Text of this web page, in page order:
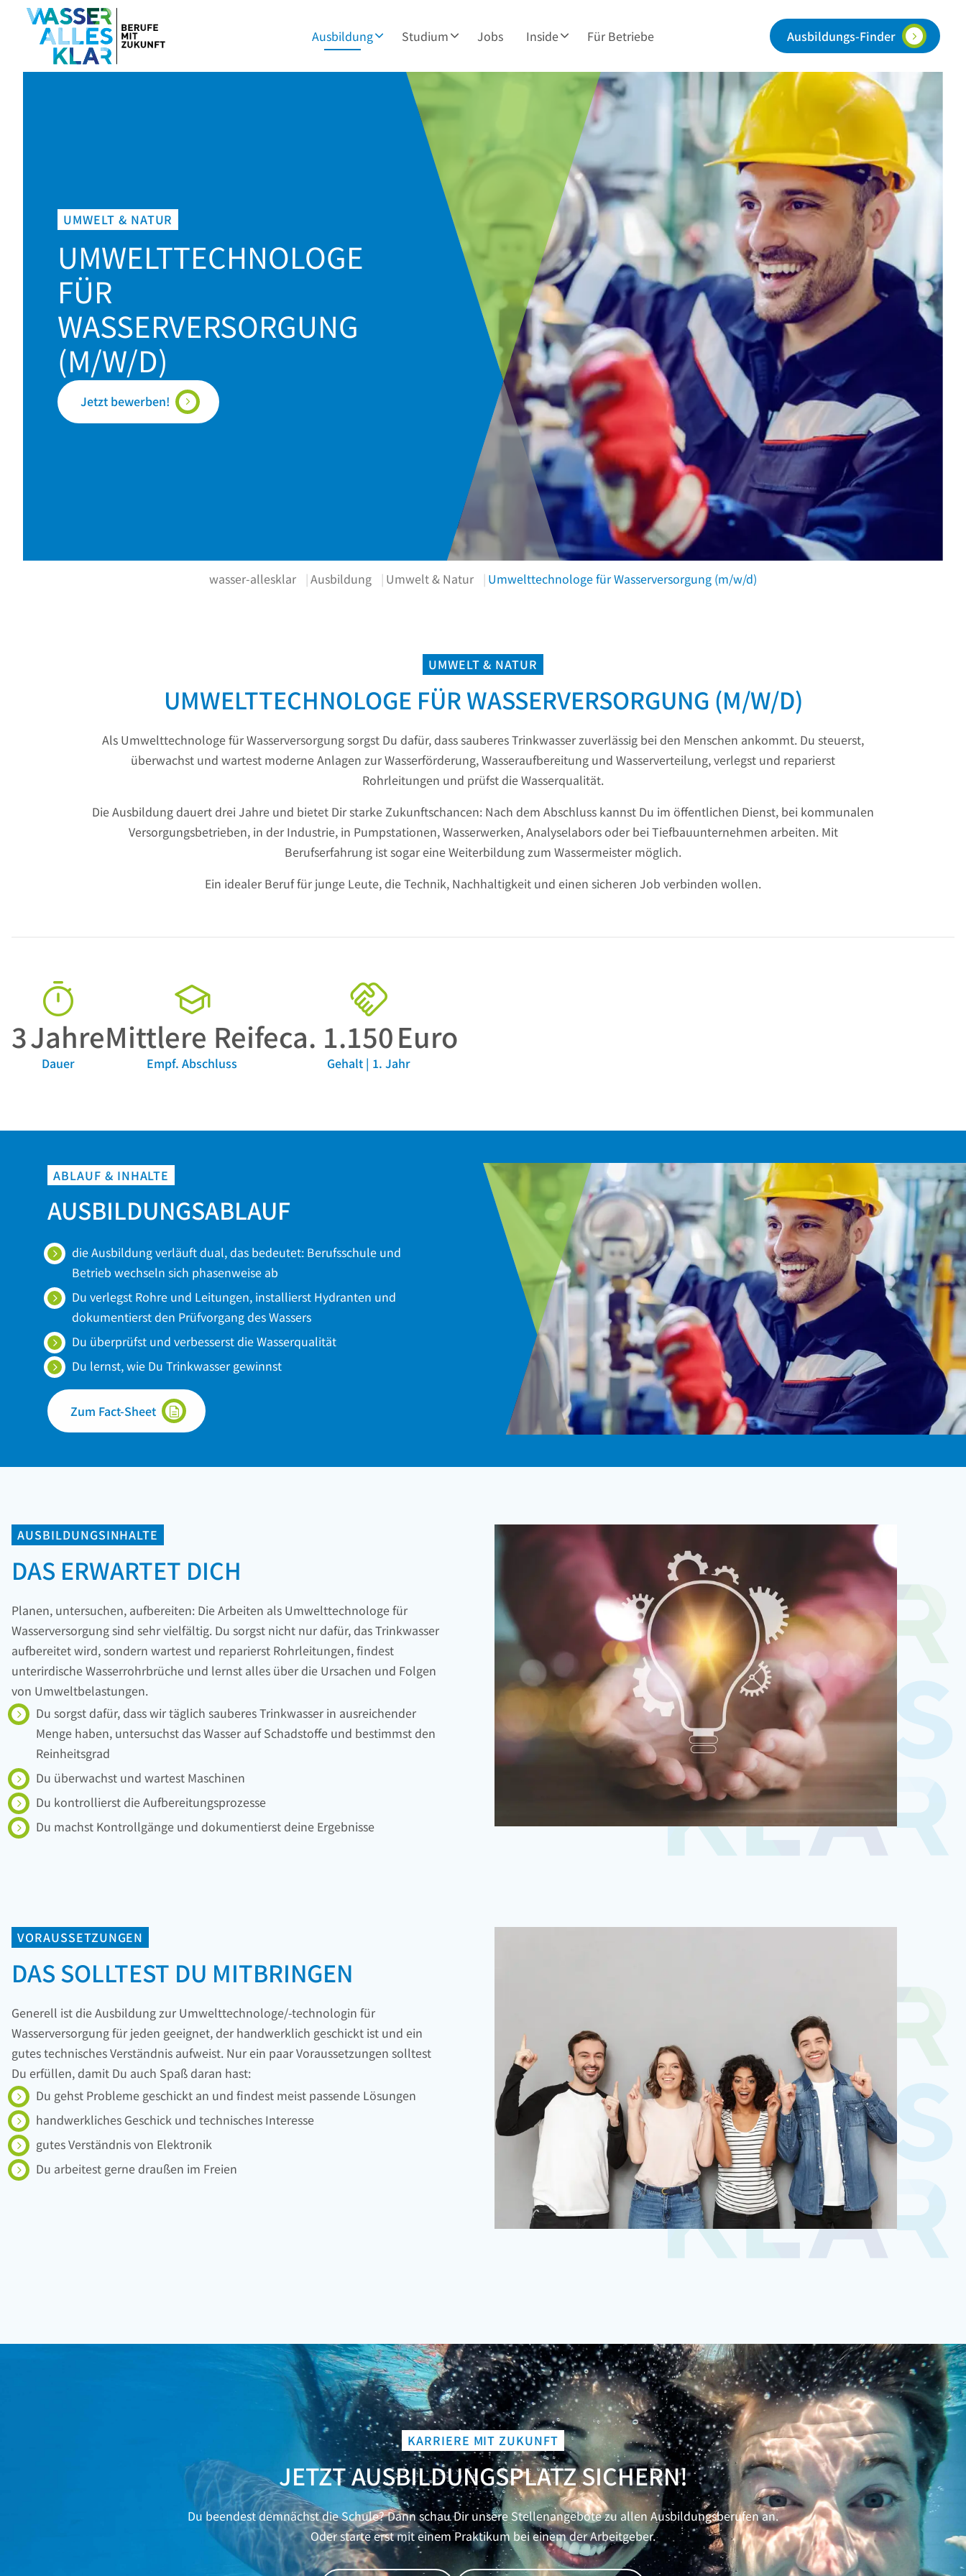
Ausbildung Studium Jobs Inside Für Betriebe Ausbildungs-Finder
UMWELT & NATUR
UMWELTTECHNOLOGE
FÜR
WASSERVERSORGUNG
(M/W/D)
Jetzt bewerben!
wasser-allesklar Ausbildung Umwelt & Natur Umwelttechnologe für Wasserversorgung (m/w/d)
UMWELT & NATUR
UMWELTTECHNOLOGE FÜR WASSERVERSORGUNG (M/W/D)
Als Umwelttechnologe für Wasserversorgung sorgst Du dafür, dass sauberes Trinkwasser zuverlässig bei den Menschen ankommt. Du steuerst,
überwachst und wartest moderne Anlagen zur Wasserförderung, Wasseraufbereitung und Wasserverteilung, verlegst und reparierst
Rohrleitungen und prüfst die Wasserqualität.
Die Ausbildung dauert drei Jahre und bietet Dir starke Zukunftschancen: Nach dem Abschluss kannst Du im öffentlichen Dienst, bei kommunalen
Versorgungsbetrieben, in der Industrie, in Pumpstationen, Wasserwerken, Analyselabors oder bei Tiefbauunternehmen arbeiten. Mit
Berufserfahrung ist sogar eine Weiterbildung zum Wassermeister möglich.
Ein idealer Beruf für junge Leute, die Technik, Nachhaltigkeit und einen sicheren Job verbinden wollen.
3Jahre
Dauer
Mittlere Reife
Empf. Abschluss
ca. 1.150Euro
Gehalt | 1. Jahr
ABLAUF & INHALTE
AUSBILDUNGSABLAUF
die Ausbildung verläuft dual, das bedeutet: Berufsschule und
Betrieb wechseln sich phasenweise ab
Du verlegst Rohre und Leitungen, installierst Hydranten und
dokumentierst den Prüfvorgang des Wassers
Du überprüfst und verbesserst die Wasserqualität
Du lernst, wie Du Trinkwasser gewinnst
Zum Fact-Sheet
AUSBILDUNGSINHALTE
DAS ERWARTET DICH
Planen, untersuchen, aufbereiten: Die Arbeiten als Umwelttechnologe für
Wasserversorgung sind sehr vielfältig. Du sorgst nicht nur dafür, das Trinkwasser
aufbereitet wird, sondern wartest und reparierst Rohrleitungen, findest
unterirdische Wasserrohrbrüche und lernst alles über die Ursachen und Folgen
von Umweltbelastungen.
Du sorgst dafür, dass wir täglich sauberes Trinkwasser in ausreichender
Menge haben, untersuchst das Wasser auf Schadstoffe und bestimmst den
Reinheitsgrad
Du überwachst und wartest Maschinen
Du kontrollierst die Aufbereitungsprozesse
Du machst Kontrollgänge und dokumentierst deine Ergebnisse
VORAUSSETZUNGEN
DAS SOLLTEST DU MITBRINGEN
Generell ist die Ausbildung zur Umwelttechnologe/-technologin für
Wasserversorgung für jeden geeignet, der handwerklich geschickt ist und ein
gutes technisches Verständnis aufweist. Nur ein paar Voraussetzungen solltest
Du erfüllen, damit Du auch Spaß daran hast:
Du gehst Probleme geschickt an und findest meist passende Lösungen
handwerkliches Geschick und technisches Interesse
gutes Verständnis von Elektronik
Du arbeitest gerne draußen im Freien
KARRIERE MIT ZUKUNFT
JETZT AUSBILDUNGSPLATZ SICHERN!
Du beendest demnächst die Schule? Dann schau Dir unsere Stellenangebote zu allen Ausbildungsberufen an.
Oder starte erst mit einem Praktikum bei einem der Arbeitgeber.